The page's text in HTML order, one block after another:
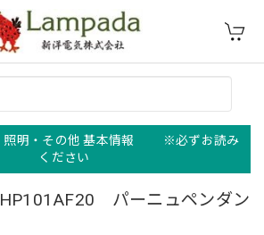
】照明・その他 基本情報 ※必ずお読み
ください
パーニュペンダン